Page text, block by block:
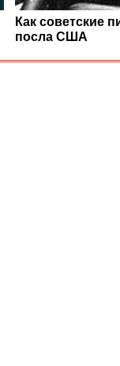
Как советские
посла США